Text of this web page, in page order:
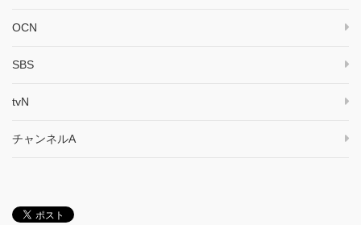
OCN
SBS
tvN
チャンネルA